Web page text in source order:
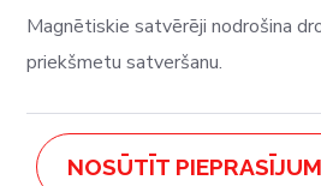
Magnētiskie satvērēji nodrošina
priekšmetu satveršanu.
NOSŪTĪT